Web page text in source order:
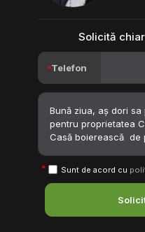
Solicită
Telefon
Sunt de acord cu